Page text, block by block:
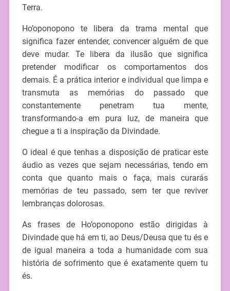
Terra.
Ho’oponopono te libera da trama mental que
significa fazer entender, convencer alguém de que
deve mudar. Te libera da ilusão que significa
pretender modificar os comportamentos dos
demais. É a prática interior e individual que limpa e
transmuta as memórias do passado que
constantemente penetram tua mente,
transformando-a em pura luz, de maneira que
chegue a ti a inspiração da Divindade.
O ideal é que tenhas a disposição de praticar este
áudio as vezes que sejam necessárias, tendo em
conta que quanto mais o faça, mais curarás
memórias de teu passado, sem ter que reviver
lembranças dolorosas.
As frases de Ho’oponopono estão dirigidas à
Divindade que há em ti, ao Deus/Deusa que tu és e
de igual maneira a toda a humanidade com sua
história de sofrimento que é exatamente quem tu
és.